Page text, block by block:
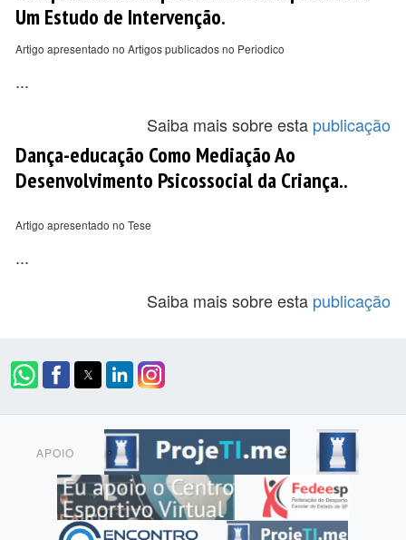
Um Estudo de Intervenção.
Artigo apresentado no Artigos publicados no Periodico
...
Saiba mais sobre esta publicação
Dança-educação Como Mediação Ao
Desenvolvimento Psicossocial da Criança..
Artigo apresentado no Tese
...
Saiba mais sobre esta publicação
APOIO